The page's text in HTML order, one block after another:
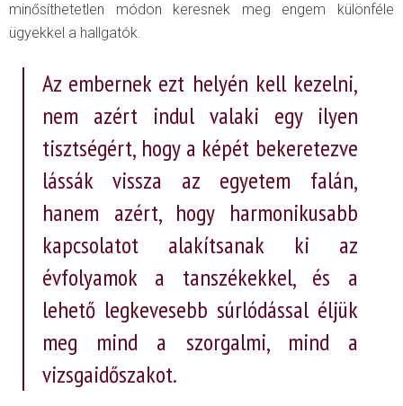
minősíthetetlen módon keresnek meg engem különféle
ügyekkel a hallgatók.
Az embernek ezt helyén kell kezelni,
nem azért indul valaki egy ilyen
tisztségért, hogy a képét bekeretezve
lássák vissza az egyetem falán,
hanem azért, hogy harmonikusabb
kapcsolatot alakítsanak ki az
évfolyamok a tanszékekkel, és a
lehető legkevesebb súrlódással éljük
meg mind a szorgalmi, mind a
vizsgaidőszakot.